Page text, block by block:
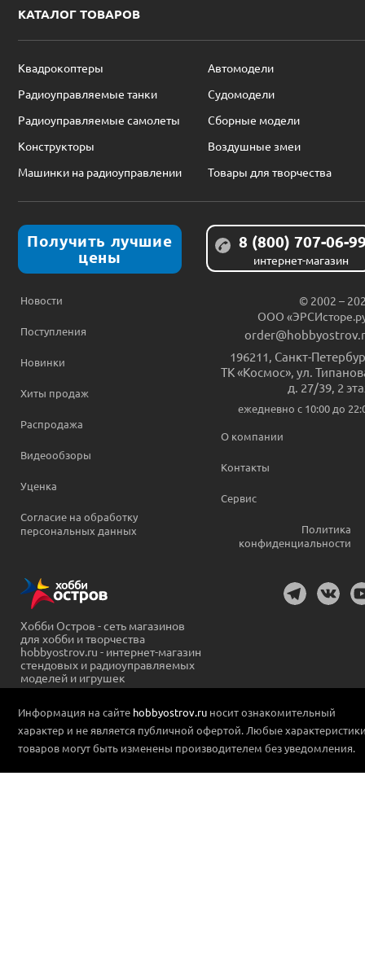
КАТАЛОГ ТОВАРОВ
Квадрокоптеры
Автомодели
Радиоуправляемые танки
Судомодели
Радиоуправляемые самолеты
Сборные модели
Конструкторы
Воздушные змеи
Машинки на радиоуправлении
Товары для творчества
Получить лучшие
цены
8 (800) 707-06-
интернет-магазин
Новости
Поступления
Новинки
Хиты продаж
Распродажа
Видеообзоры
Уценка
Согласие на обработку
персональных данных
© 2002 –
ООО
196211, Санкт-
ТК «Космос», ул.
д. 27/39, 2
ежедневно c 10:00 до
О компании
Контакты
Сервис
Политика
конфиденциальности
Хобби Остров - сеть магазинов
для хобби и творчества
hobbyostrov.ru - интернет-магазин
стендовых и радиоуправляемых
моделей и игрушек
Информация на сайте hobbyostrov.ru носит ознакомительный
характер и не является публичной офертой. Любые
товаров могут быть изменены производителем без уведомления.